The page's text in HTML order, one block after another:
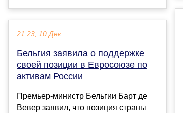
21:23, 10 Дек
Бельгия заявила о поддержке
своей позиции в Евросоюзе по
активам России
Премьер-министр Бельгии Барт де
Вевер заявил, что позиция страны